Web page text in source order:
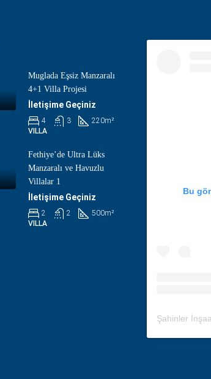
Muglada Eşsiz Manzaralı
4+1 Villa Projesi
İletişime Geçiniz
4 3 220m²
VILLA
Fethiye’de Ultra Lüks
Manzaralı ve Havuzlu
Villalar 1
İletişime Geçiniz
2 2 500m²
VILLA
Bu